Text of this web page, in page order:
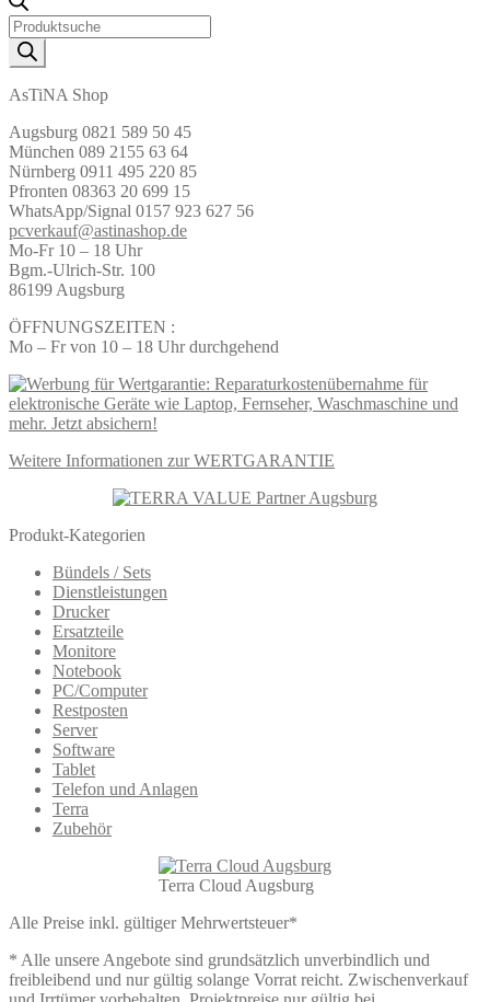
Products
search
AsTiNA Shop
Augsburg 0821 589 50 45
München 089 2155 63 64
Nürnberg 0911 495 220 85
Pfronten 08363 20 699 15
WhatsApp/Signal 0157 923 627 56
pcverkauf@astinashop.de
Mo-Fr 10 – 18 Uhr
Bgm.-Ulrich-Str. 100
86199 Augsburg
ÖFFNUNGSZEITEN :
Mo – Fr von 10 – 18 Uhr durchgehend
Weitere Informationen zur WERTGARANTIE
Produkt-Kategorien
Bündels / Sets
Dienstleistungen
Drucker
Ersatzteile
Monitore
Notebook
PC/Computer
Restposten
Server
Software
Tablet
Telefon und Anlagen
Terra
Zubehör
Terra Cloud Augsburg
Alle Preise inkl. gültiger Mehrwertsteuer*
* Alle unsere Angebote sind grundsätzlich unverbindlich und
freibleibend und nur gültig solange Vorrat reicht. Zwischenverkauf